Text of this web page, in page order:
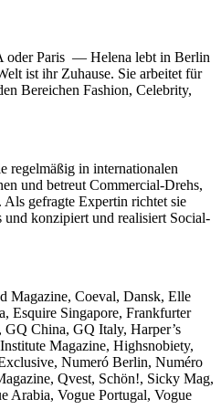
Paris — Helena lebt in Berlin
ist ihr Zuhause. Sie arbeitet für
Bereichen Fashion, Celebrity,
regelmäßig in internationalen
und betreut Commercial-Drehs,
gefragte Expertin richtet sie
konzipiert und realisiert Social-
Magazine, Coeval, Dansk, Elle
Esquire Singapore, Frankfurter
China, GQ Italy, Harper’s
Magazine, Highsnobiety,
Numeró Berlin, Numéro
Qvest, Schön!, Sicky Mag,
Arabia, Vogue Portugal, Vogue